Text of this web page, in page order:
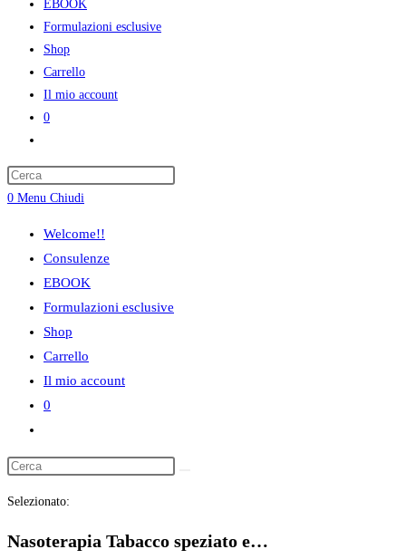
EBOOK
Formulazioni esclusive
Shop
Carrello
Il mio account
0
ricerca
sul
sito
web
0 Menu Chiudi
Welcome!!
Consulenze
EBOOK
Formulazioni esclusive
Shop
Carrello
Il mio account
0
ricerca
sul
web
Selezionato:
Nasoterapia Tabacco speziato e…